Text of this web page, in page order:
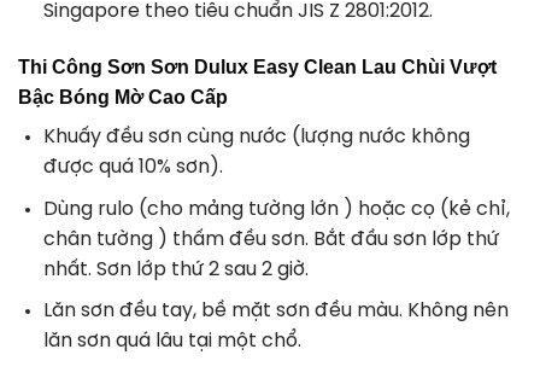
Singapore theo tiêu chuẩn JIS Z 2801:2012.
Thi Công Sơn Sơn Dulux Easy Clean Lau Chùi Vượt
Bậc Bóng Mờ Cao Cấp
Khuấy đều sơn cùng nước (lượng nước không
được quá 10% sơn).
Dùng rulo (cho mảng tường lớn ) hoặc cọ (kẻ chỉ,
chân tường ) thấm đều sơn. Bắt đầu sơn lớp thứ
nhất. Sơn lớp thứ 2 sau 2 giờ.
Lăn sơn đều tay, bề mặt sơn đều màu. Không nên
lăn sơn quá lâu tại một chổ.